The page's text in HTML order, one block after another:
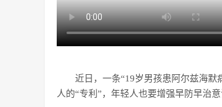
近日，一条“19岁男孩患阿尔兹海
人的“专利”，年轻人也要增强早防早治意